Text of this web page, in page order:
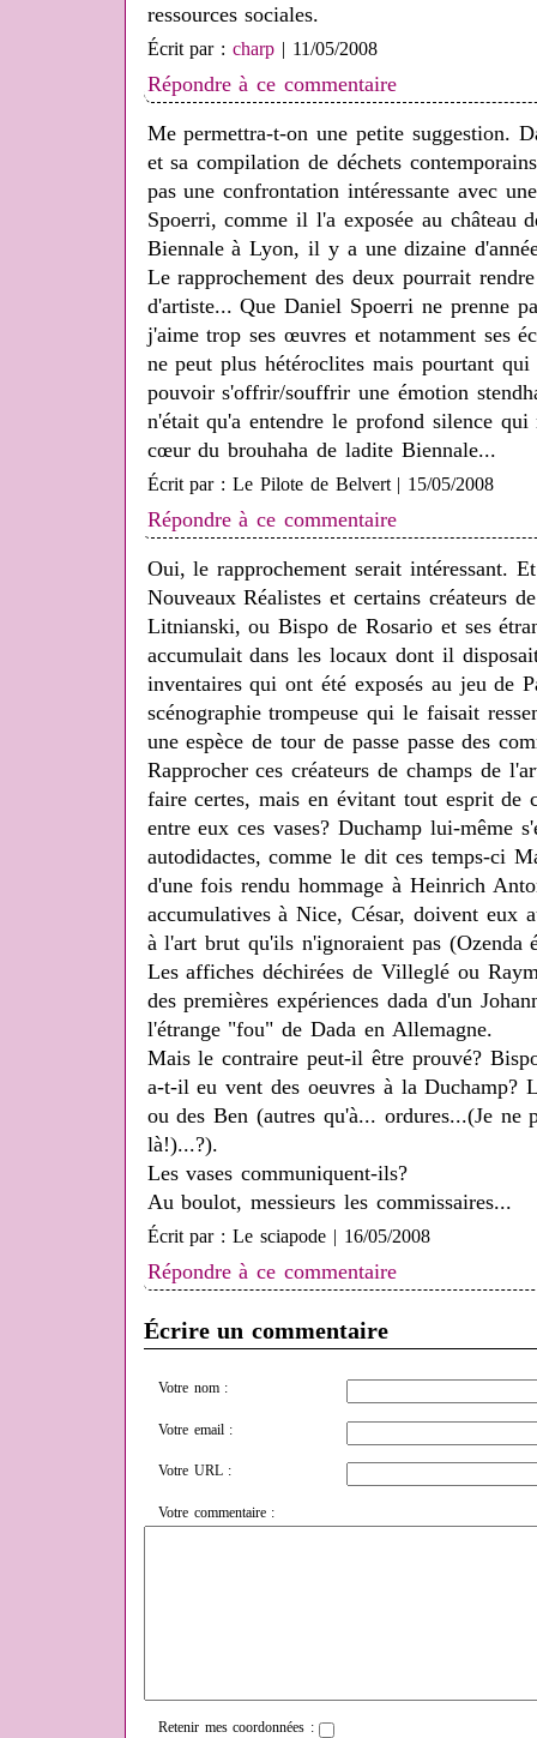
ressources sociales.
Écrit par :charp | 11/05/2008
Répondre à ce commentaire
Me permettra-t-on une petite suggestion.
et sa compilation de déchets
pas une confrontation intéressante avec
Spoerri, comme il l'a exposée au château
Biennale à Lyon, il y a une dizaine
Le rapprochement des deux pourrait
d'artiste... Que Daniel Spoerri ne prenne
j'aime trop ses œuvres et notamment ses
ne peut plus hétéroclites mais pourtant
pouvoir s'offrir/souffrir une émotion
n'était qu'a entendre le profond silence
cœur du brouhaha de ladite Biennale...
Écrit par : Le Pilote de Belvert | 15/05/2008
Répondre à ce commentaire
Oui, le rapprochement serait intéressant.
Nouveaux Réalistes et certains créateurs
Litnianski, ou Bispo de Rosario et ses
accumulait dans les locaux dont il
inventaires qui ont été exposés au jeu de
scénographie trompeuse qui le faisait
une espèce de tour de passe passe des
Rapprocher ces créateurs de champs de
faire certes, mais en évitant tout esprit de
entre eux ces vases? Duchamp lui-même
autodidactes, comme le dit ces temps-ci
d'une fois rendu hommage à Heinrich
accumulatives à Nice, César, doivent eux
à l'art brut qu'ils n'ignoraient pas (Ozenda
Les affiches déchirées de Villeglé ou
des premières expériences dada d'un
l'étrange "fou" de Dada en Allemagne.
Mais le contraire peut-il être prouvé?
a-t-il eu vent des oeuvres à la Duchamp?
ou des Ben (autres qu'à... ordures...(Je ne
là!)...?).
Les vases communiquent-ils?
Au boulot, messieurs les commissaires...
Écrit par : Le sciapode | 16/05/2008
Répondre à ce commentaire
Écrire un commentaire
Votre nom :
Votre email :
Votre URL :
Votre commentaire :
Retenir mes coordonnées :